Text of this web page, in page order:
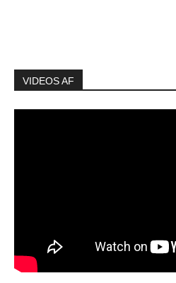
VIDEOS AF